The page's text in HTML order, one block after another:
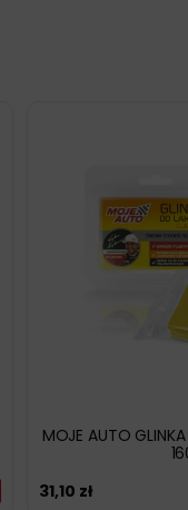
MOJE AUTO GLINKA
31,10 zł